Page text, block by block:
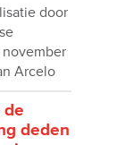
door
Arcelo
de
deden